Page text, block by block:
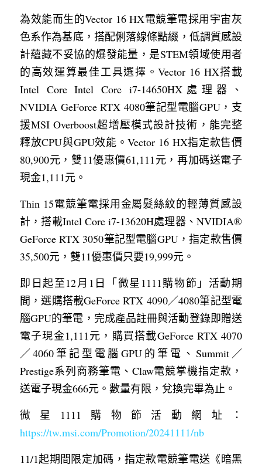
為效能而生的Vector 16 HX電競筆電採用宇宙灰
色系作為基底，搭配俐落線條點綴，低調質感設
計蘊藏不妥協的爆發能量，是STEM領域使用者
的高效運算最佳工具選擇。Vector 16 HX搭載
Intel Core Intel Core i7-14650HX處理器、
NVIDIA GeForce RTX 4080筆記型電腦GPU，支
援MSI Overboost超增壓模式設計技術，能完整
釋放CPU與GPU效能。Vector 16 HX指定款售價
80,900元，雙11優惠價61,111元，再加碼送電子
現金1,111元。
Thin 15電競筆電採用金屬髮絲紋的輕薄質感設
計，搭載Intel Core i7-13620H處理器、NVIDIA®
GeForce RTX 3050筆記型電腦GPU，指定款售價
35,500元，雙11優惠價只要19,999元。
即日起至12月1日「微星1111購物節」活動期
間，選購搭載GeForce RTX 4090／4080筆記型電
腦GPU的筆電，完成產品註冊與活動登錄即贈送
電子現金1,111元，購買搭載GeForce RTX 4070
／4060筆記型電腦GPU的筆電、Summit／
Prestige系列商務筆電、Claw電競掌機指定款，
送電子現金666元。數量有限，兌換完畢為止。
微星1111購物節活動網址：
https://tw.msi.com/Promotion/20241111/nb
11/1起期間限定加碼，指定款電競筆電送《暗黑